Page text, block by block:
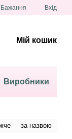
Бажання Вхід
Мій кошик
Виробники
за назвою